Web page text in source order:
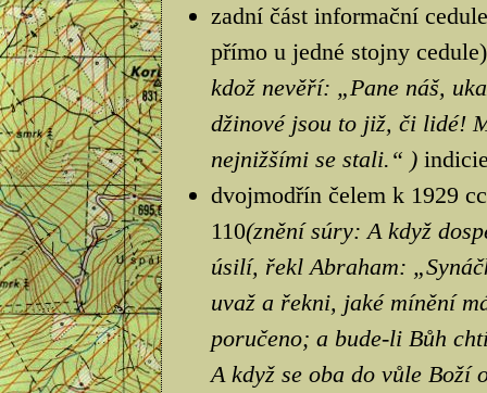
zadní část informační
přímo u jedné stojny
kdož nevěří: „Pane náš,
džinové jsou to již, či lidé!
nejnižšími se stali.“ )
dvojmodřín čelem k 1929
110(znění súry: A když
úsilí, řekl Abraham:
uvaž a řekni, jaké mínění
poručeno; a bude-li Bůh
A když se oba do vůle Boží